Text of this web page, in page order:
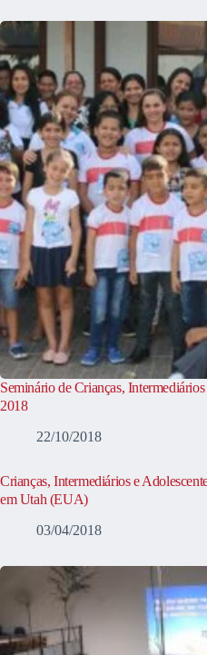
Seminário de Crianças,
2018
22/10/2018
Crianças, Intermediários e
em Utah (EUA)
03/04/2018